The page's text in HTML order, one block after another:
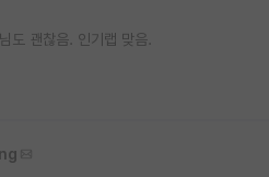
도 괜찮음. 인기랩 맞음.